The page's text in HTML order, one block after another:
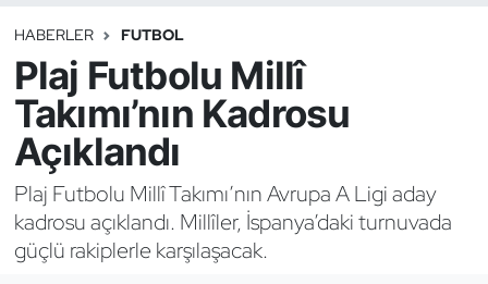
HABERLER FUTBOL
Plaj Futbolu Millî
Takımı’nın Kadrosu
Açıklandı
Plaj Futbolu Millî Takımı’nın Avrupa A Ligi aday
kadrosu açıklandı. Millîler, İspanya’daki turnuvada
güçlü rakiplerle karşılaşacak.
Binicilik
Bisiklet
Bocce Bowling Dart
Boks